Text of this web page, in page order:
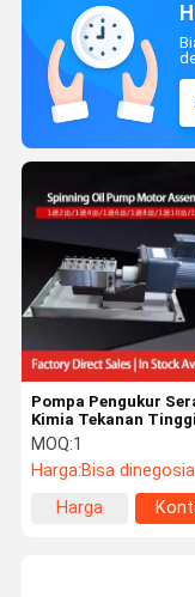
Pompa Pengukur
Kimia Tekanan
40rpm, ≤320°C
Tekstil & Dosing
MOQ:1
Harga:Bisa
Harga